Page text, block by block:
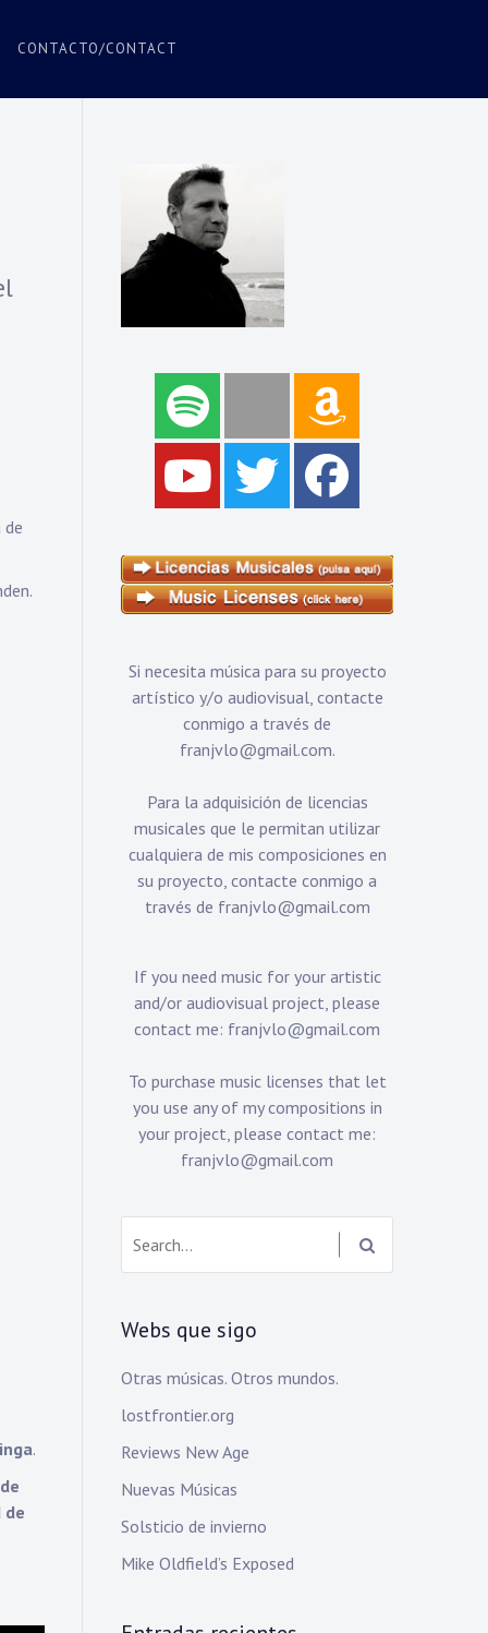
CONTACTO/CONTACT
de
.
de
Si necesita música para su proyecto
artístico y/o audiovisual, contacte
conmigo a través de
franjvlo@gmail.com.
Para la adquisición de licencias
musicales que le permitan utilizar
cualquiera de mis composiciones en
su proyecto, contacte conmigo a
través de franjvlo@gmail.com
If you need music for your artistic
and/or audiovisual project, please
contact me: franjvlo@gmail.com
To purchase music licenses that let
you use any of my compositions in
your project, please contact me:
franjvlo@gmail.com
Webs que sigo
Otras músicas. Otros mundos.
lostfrontier.org
Reviews New Age
Nuevas Músicas
Solsticio de invierno
Mike Oldfield’s Exposed